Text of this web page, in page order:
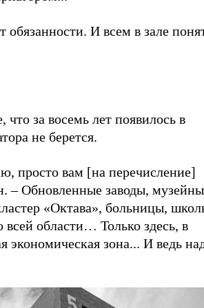
обязанности. И всем в зале
что за восемь лет появилось в
не берется.
просто вам [на перечисление]
– Обновленные заводы,
«Октава», больницы,
области… Только здесь, в
экономическая зона... И ведь